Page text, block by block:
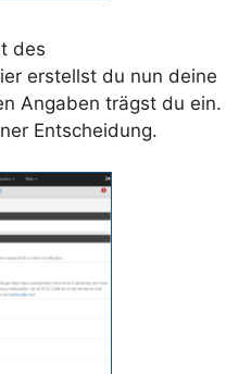
des
erstellst du nun deine
Angaben trägst du ein.
Entscheidung.